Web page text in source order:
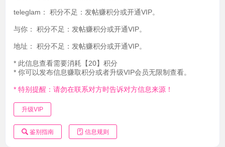
teleglam： 积分不足：发帖赚积分或开通VIP。
与你： 积分不足：发帖赚积分或开通VIP。
地址： 积分不足：发帖赚积分或开通VIP。
* 此信息查看需要消耗【20】积分
* 你可以发布信息赚取积分或者升级VIP会员无限制查看。
* 特别提醒：请勿在联系对方时告诉对方信息来源！
升级VIP
鉴别指南 信息规则